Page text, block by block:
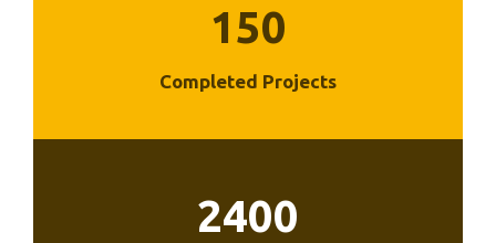
150
Completed Projects
2400